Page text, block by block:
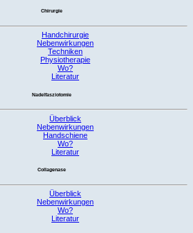
Chirurgie
Handchirurgie
Nebenwirkungen
Techniken
Physiotherapie
Wo?
Literatur
Nadelfasziotomie
Überblick
Nebenwirkungen
Handschiene
Wo?
Literatur
Collagenase
Überblick
Nebenwirkungen
Wo?
Literatur